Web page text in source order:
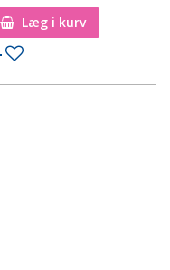
Læg i kurv